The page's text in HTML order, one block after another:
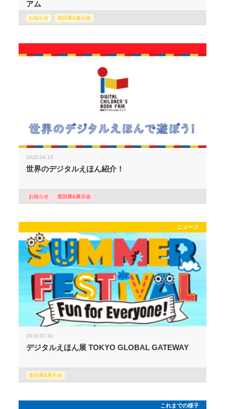
アム
お知らせ 巡回展&展示会
2020.04.13
世界のデジタルえほん紹介！
お知らせ 巡回展&展示会
ニュース
2019.07.31
デジタルえほん展 TOKYO GLOBAL GATEWAY
巡回展&展示会
これまでの様子